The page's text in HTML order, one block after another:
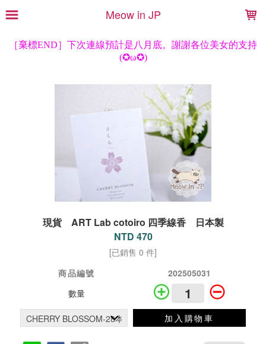
Meow in JP
現貨 ART Lab cotoiro 四季線香 日本製
NTD 470
[已銷售 0 件]
商品編號
202505031
數量
加入購物車